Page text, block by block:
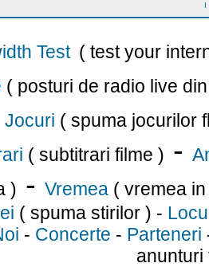
I
Test ( test your
( posturi de radio live
Jocuri ( spuma jocurilor
( subtitrari filme ) -
) - Vremea ( vremea
( spuma stirilor ) -
- Concerte - Parteneri
anunturi